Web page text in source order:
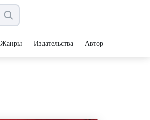
Жанры Издательства Авторы